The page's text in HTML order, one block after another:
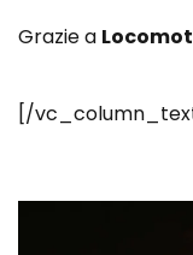
Grazie a
[/